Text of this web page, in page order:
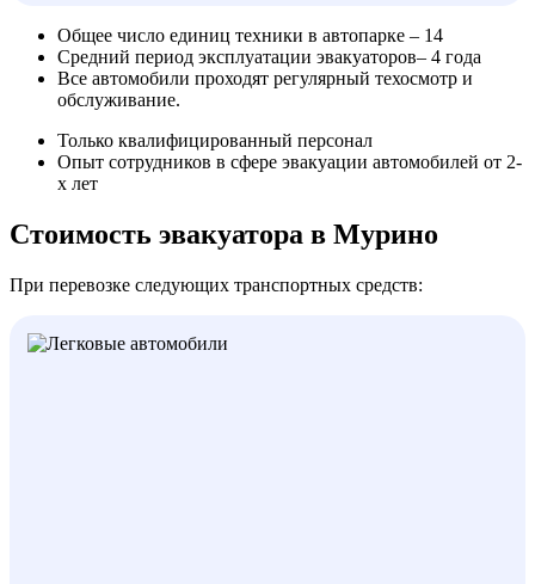
Общее число единиц техники в автопарке – 14
Средний период эксплуатации эвакуаторов– 4 года
Все автомобили проходят регулярный техосмотр и
обслуживание.
Только квалифицированный персонал
Опыт сотрудников в сфере эвакуации автомобилей от 2-
х лет
Стоимость эвакуатора в Мурино
При перевозке следующих транспортных средств: